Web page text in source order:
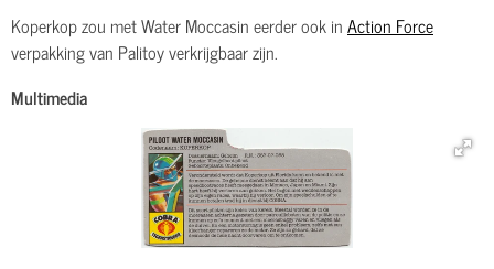
Koperkop zou met Water Moccasin eerder ook inAction Force
verpakking van Palitoy verkrijgbaar zijn.
Multimedia